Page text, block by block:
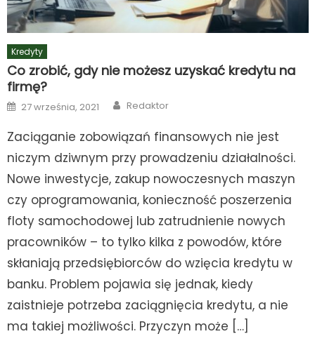
Kredyty
Co zrobić, gdy nie możesz uzyskać kredytu na
firmę?
Posted
on
27 września, 2021 Author
Redaktor
Zaciąganie zobowiązań finansowych nie jest
niczym dziwnym przy prowadzeniu działalności.
Nowe inwestycje, zakup nowoczesnych maszyn
czy oprogramowania, konieczność poszerzenia
floty samochodowej lub zatrudnienie nowych
pracowników – to tylko kilka z powodów, które
skłaniają przedsiębiorców do wzięcia kredytu w
banku. Problem pojawia się jednak, kiedy
zaistnieje potrzeba zaciągnięcia kredytu, a nie
ma takiej możliwości. Przyczyn może […]